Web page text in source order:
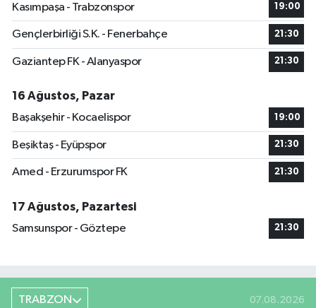
Kasımpaşa - Trabzonspor 19:00
Gençlerbirliği S.K. - Fenerbahçe 21:30
Gaziantep FK - Alanyaspor 21:30
16 Ağustos, Pazar
Başakşehir - Kocaelispor
19:00
Beşiktaş - Eyüpspor 21:30
Amed - Erzurumspor FK 21:30
17 Ağustos, Pazartesi
Samsunspor - Göztepe
21:30
TRABZON 07.08.2026